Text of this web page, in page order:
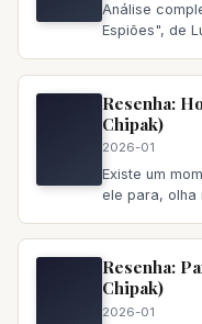
Análise
Espiões", de
Resenha:
Chipak)
2026-01
Existe um
ele para, olha
Resenha:
Chipak)
2026-01